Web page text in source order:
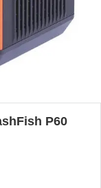
P60